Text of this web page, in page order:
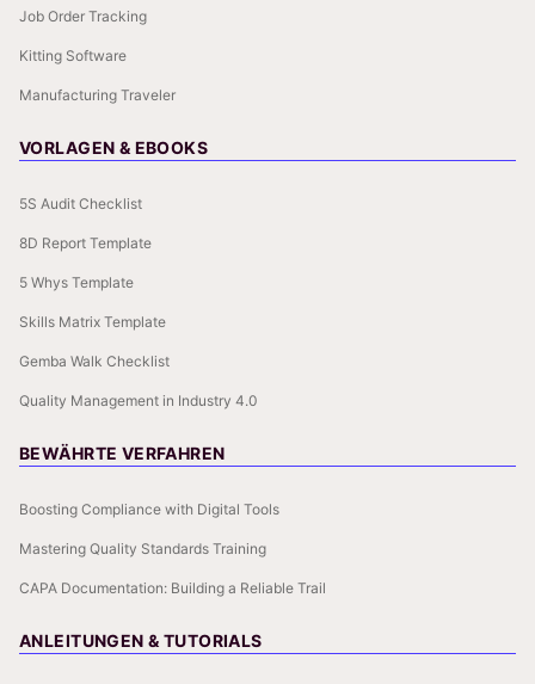
Job Order Tracking
Kitting Software
Manufacturing Traveler
VORLAGEN & EBOOKS
5S Audit Checklist
8D Report Template
5 Whys Template
Skills Matrix Template
Gemba Walk Checklist
Quality Management in Industry 4.0
BEWÄHRTE VERFAHREN
Boosting Compliance with Digital Tools
Mastering Quality Standards Training
CAPA Documentation: Building a Reliable Trail
ANLEITUNGEN & TUTORIALS